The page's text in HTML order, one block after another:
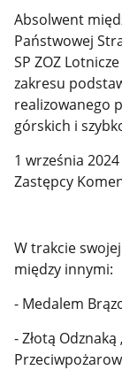
Absolwent
Państwowej
SP ZOZ
zakresu
realizowanego
górskich i
1 września
Zastępcy
W trakcie
między innymi:
- Medalem
- Złotą